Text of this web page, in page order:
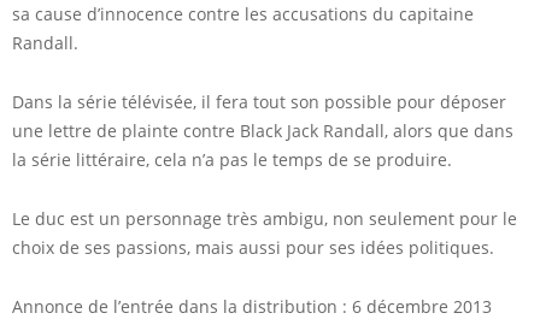
sa cause d’innocence contre les accusations du capitaine
Randall.
Dans la série télévisée, il fera tout son possible pour déposer
une lettre de plainte contre Black Jack Randall, alors que dans
la série littéraire, cela n’a pas le temps de se produire.
Le duc est un personnage très ambigu, non seulement pour le
choix de ses passions, mais aussi pour ses idées politiques.
Annonce de l’entrée dans la distribution : 6 décembre 2013